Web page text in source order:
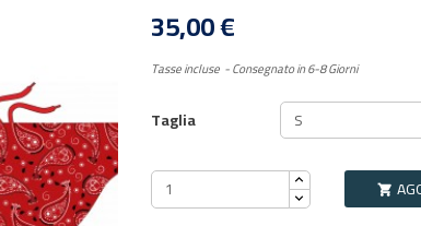
35,00 €
Tasse incluse Consegnato in 6-8 Giorni
Taglia
